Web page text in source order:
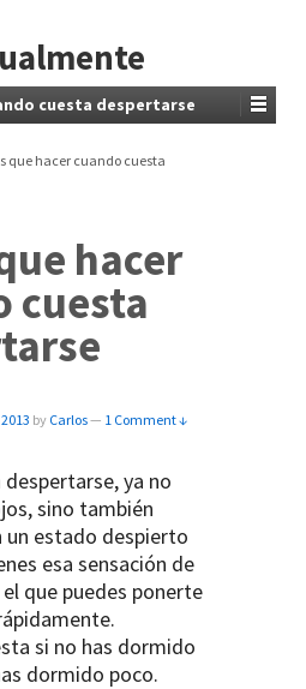
cuesta despertarse
que hacer cuando cuesta
hacer
cuesta
by Carlos— 1 Comment ↓
despertarse, ya no
sino también
un estado despierto
esa sensación de
que puedes ponerte
si no has dormido
dormido poco.